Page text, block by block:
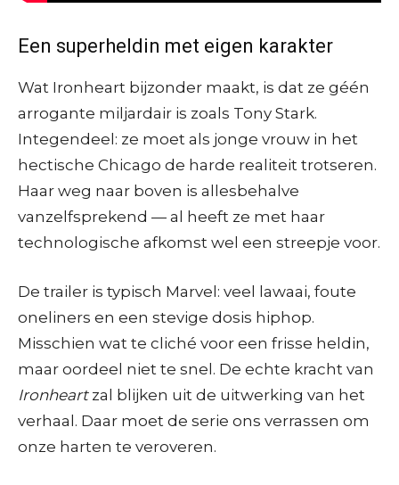
Een superheldin met eigen karakter
Wat Ironheart bijzonder maakt, is dat ze géén
arrogante miljardair is zoals Tony Stark.
Integendeel: ze moet als jonge vrouw in het
hectische Chicago de harde realiteit trotseren.
Haar weg naar boven is allesbehalve
vanzelfsprekend — al heeft ze met haar
technologische afkomst wel een streepje voor.
De trailer is typisch Marvel: veel lawaai, foute
oneliners en een stevige dosis hiphop.
Misschien wat te cliché voor een frisse heldin,
maar oordeel niet te snel. De echte kracht van
Ironheartzal blijken uit de uitwerking van het
verhaal. Daar moet de serie ons verrassen om
onze harten te veroveren.